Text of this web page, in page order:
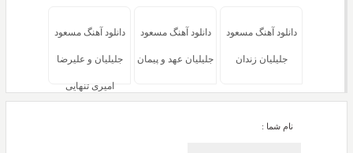
دانلود آهنگ مسعود
جلیلیان زندان
دانلود آهنگ مسعود
جلیلیان عهد و پیمان
دانلود آهنگ مسعود
جلیلیان و علیرضا
امیری تنهایی
نام شما :